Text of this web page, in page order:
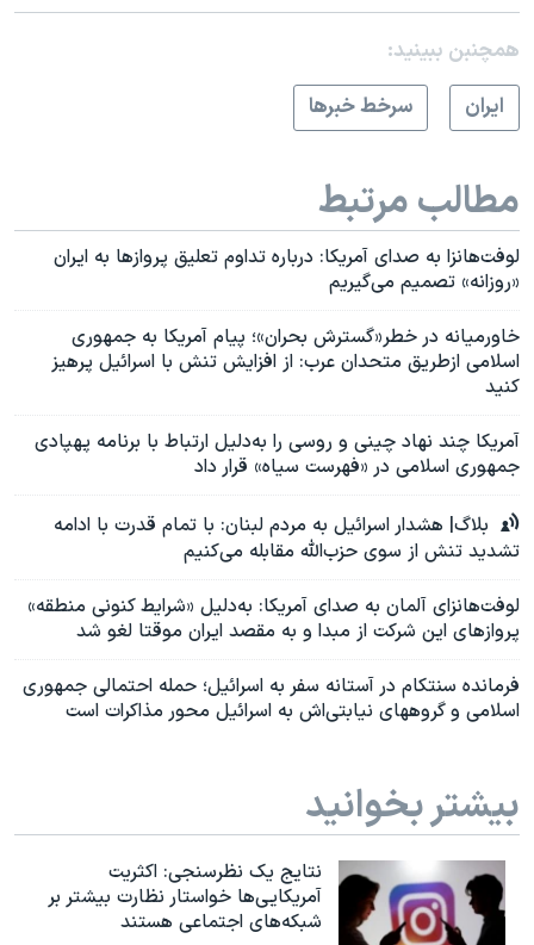
همچنبن ببینید:
ايران
سرخط خبرها
مطالب مرتبط
لوفت‌هانزا به صدای آمریکا: درباره تداوم تعلیق پروازها به ایران
«روزانه» تصمیم‌ می‌گیریم
خاورمیانه در خطر«گسترش بحران»؛ پیام آمریکا به جمهوری
اسلامی ازطریق متحدان عرب: از افزایش تنش با اسرائیل پرهیز
کنید
آمریکا چند نهاد چینی و روسی را به‌دلیل ارتباط با برنامه پهپادی
جمهوری اسلامی در «فهرست سیاه» قرار داد
بلاگ| هشدار اسرائیل به مردم لبنان: با تمام قدرت با ادامه
تشدید تنش از سوی حزب‌الله مقابله می‌کنیم
لوفت‌هانزای آلمان به صدای آمریکا: به‌دلیل «شرایط کنونی منطقه»
پروازهای این شرکت از مبدا و به مقصد ایران موقتا لغو شد
فرمانده سنتکام در آستانه سفر به اسرائیل؛ حمله احتمالی جمهوری
اسلامی و گروههای نیابتی‌اش به اسرائیل محور مذاکرات است
بیشتر بخوانید
نتایج یک نظرسنجی: اکثریت
آمریکایی‌ها خواستار نظارت بیشتر بر
شبکه‌های اجتماعی هستند